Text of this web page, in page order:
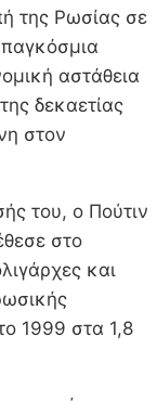
της Ρωσίας σε
αστάθεια
δεκαετίας
στον
του, ο Πούτιν
στο
και
1999 στα 1,8